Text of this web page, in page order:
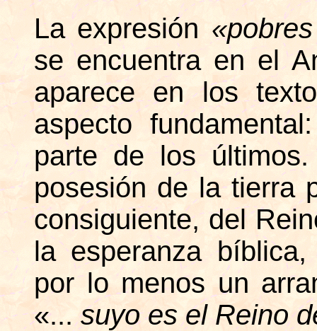
La expresión
se encuentra en el
aparece en los
aspecto
parte de los
posesión de la tierra
consiguiente, del
la esperanza
por lo menos un
«...suyo es el Reino